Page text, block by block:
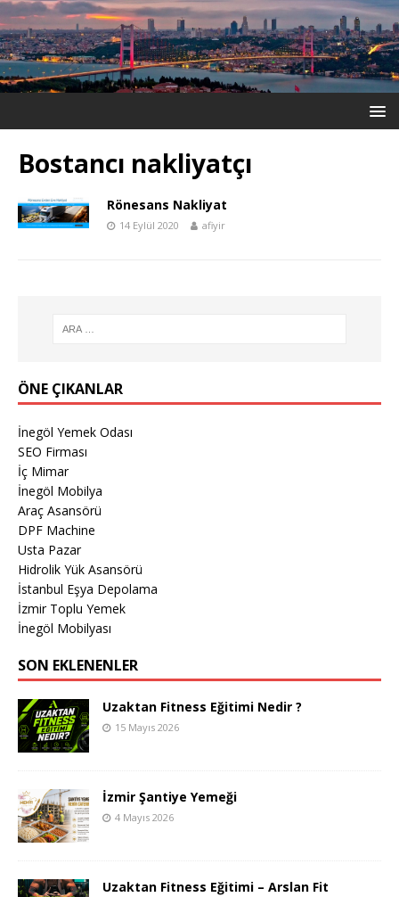
Bostancı nakliyatçı
Rönesans Nakliyat
14 Eylül 2020 afiyir
ÖNE ÇIKANLAR
İnegöl Yemek Odası
SEO Firması
İç Mimar
İnegöl Mobilya
Araç Asansörü
DPF Machine
Usta Pazar
Hidrolik Yük Asansörü
İstanbul Eşya Depolama
İzmir Toplu Yemek
İnegöl Mobilyası
SON EKLENENLER
Uzaktan Fitness Eğitimi Nedir ?
15 Mayıs 2026
İzmir Şantiye Yemeği
4 Mayıs 2026
Uzaktan Fitness Eğitimi – Arslan Fit